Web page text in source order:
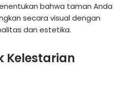
bahwa taman Anda
secara visual dengan
dan estetika.
Kelestarian